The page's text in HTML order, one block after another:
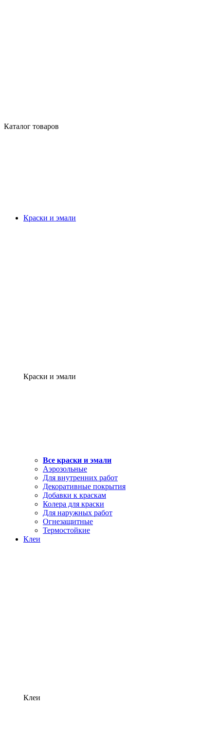
Каталог товаров
Краски и эмали
Краски и эмали
Все краски и эмали
Аэрозольные
Для внутренних работ
Декоративные покрытия
Добавки к краскам
Колера для краски
Для наружных работ
Огнезащитные
Термостойкие
Клеи
Клеи